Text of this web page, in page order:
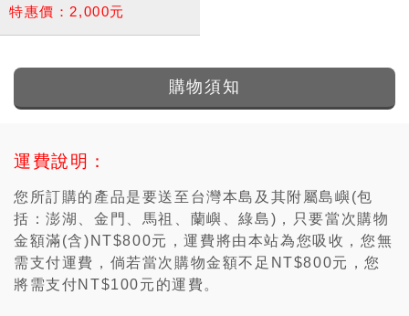
特惠價：2,000元
購物須知
運費說明：
您所訂購的產品是要送至台灣本島及其附屬島嶼(包
括：澎湖、金門、馬祖、蘭嶼、綠島)，只要當次購物
金額滿(含)NT$800元，運費將由本站為您吸收，您無
需支付運費，倘若當次購物金額不足NT$800元，您
將需支付NT$100元的運費。